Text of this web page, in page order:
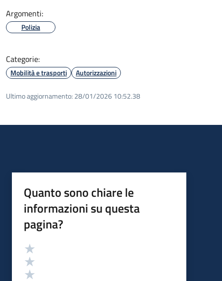
Argomenti:
Polizia
Categorie:
Mobilità e trasporti Autorizzazioni
Ultimo aggiornamento: 28/01/2026 10:52.38
Quanto sono chiare le
informazioni su questa
pagina?
Valutazione